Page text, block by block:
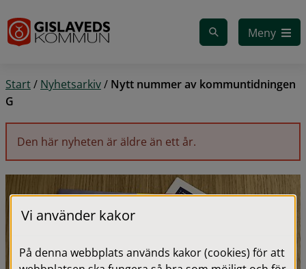
Meny
Start/ Nyhetsarkiv/ Nytt nummer av kommuntidningen
G
Den här nyheten är äldre än ett år.
Vi använder kakor
På denna webbplats används kakor (cookies) för att